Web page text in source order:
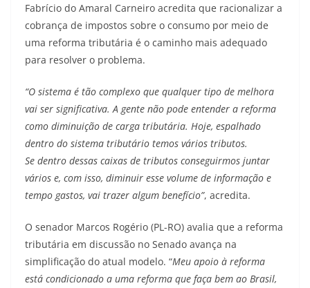
Fabrício do Amaral Carneiro acredita que racionalizar a
cobrança de impostos sobre o consumo por meio de
uma reforma tributária é o caminho mais adequado
para resolver o problema.
“O sistema é tão complexo que qualquer tipo de melhora
vai ser significativa. A gente não pode entender a reforma
como diminuição de carga tributária. Hoje, espalhado
dentro do sistema tributário temos vários tributos.
Se dentro dessas caixas de tributos conseguirmos juntar
vários e, com isso, diminuir esse volume de informação e
tempo gastos, vai trazer algum benefício”, acredita.
O senador Marcos Rogério (PL-RO) avalia que a reforma
tributária em discussão no Senado avança na
simplificação do atual modelo. “Meu apoio à reforma
está condicionado a uma reforma que faça bem ao Brasil,